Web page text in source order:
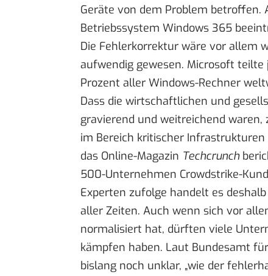
Geräte von dem Problem betroffen.
Betriebssystem Windows 365
Die Fehlerkorrektur wäre vor allem
aufwendig gewesen. Microsoft
Prozent aller Windows-Rechner
Dass die wirtschaftlichen und
gravierend und weitreichend
im Bereich kritischer
das Online-Magazin Techcrunch
500-Unternehmen Crowdstrike-
Experten zufolge handelt es
aller Zeiten. Auch wenn sich vor
normalisiert hat, dürften viele
kämpfen haben. Laut Bundesamt
bislang noch unklar, „wie der